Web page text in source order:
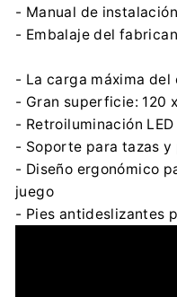
- Manual de instalación
- Embalaje del
- La carga máxima
- Gran superficie: 120
- Retroiluminación
- Soporte para tazas
- Diseño ergonómico
juego
- Pies antideslizantes